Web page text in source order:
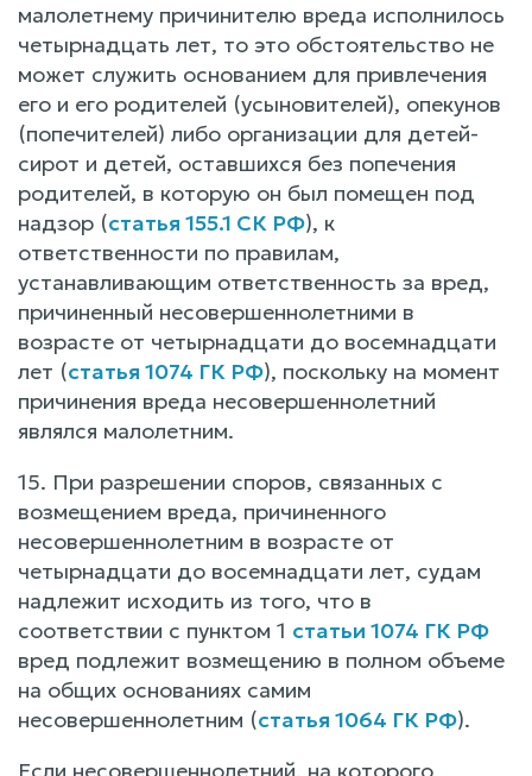
малолетнему причинителю вреда исполнилось
четырнадцать лет, то это обстоятельство не
может служить основанием для привлечения
его и его родителей (усыновителей), опекунов
(попечителей) либо организации для детей-
сирот и детей, оставшихся без попечения
родителей, в которую он был помещен под
надзор (статья 155.1 СК РФ), к
ответственности по правилам,
устанавливающим ответственность за вред,
причиненный несовершеннолетними в
возрасте от четырнадцати до восемнадцати
лет (статья 1074 ГК РФ), поскольку на момент
причинения вреда несовершеннолетний
являлся малолетним.
15. При разрешении споров, связанных с
возмещением вреда, причиненного
несовершеннолетним в возрасте от
четырнадцати до восемнадцати лет, судам
надлежит исходить из того, что в
соответствии с пунктом 1 статьи 1074 ГК РФ
вред подлежит возмещению в полном объеме
на общих основаниях самим
несовершеннолетним (статья 1064 ГК РФ).